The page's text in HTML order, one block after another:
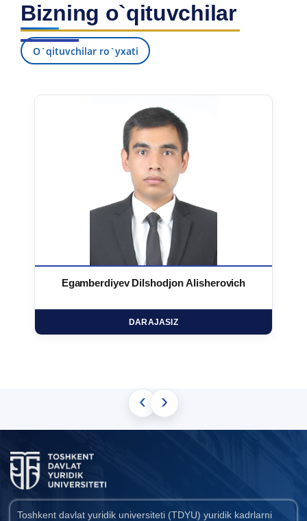
Bizning o`qituvchilar
O`qituvchilar ro`yxati
Egamberdiyev Dilshodjon Alisherovich
DARAJASIZ
‹ ›
Toshkent davlat yuridik universiteti (TDYU) yuridik kadrlarni